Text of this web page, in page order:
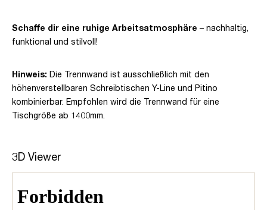
Schaffe dir eine ruhige Arbeitsatmosphäre – nachhaltig,
funktional und stilvoll!
Hinweis: Die Trennwand ist ausschließlich mit den
höhenverstellbaren Schreibtischen Y-Line und Pitino
kombinierbar. Empfohlen wird die Trennwand für eine
Tischgröße ab 1400mm.
3D Viewer